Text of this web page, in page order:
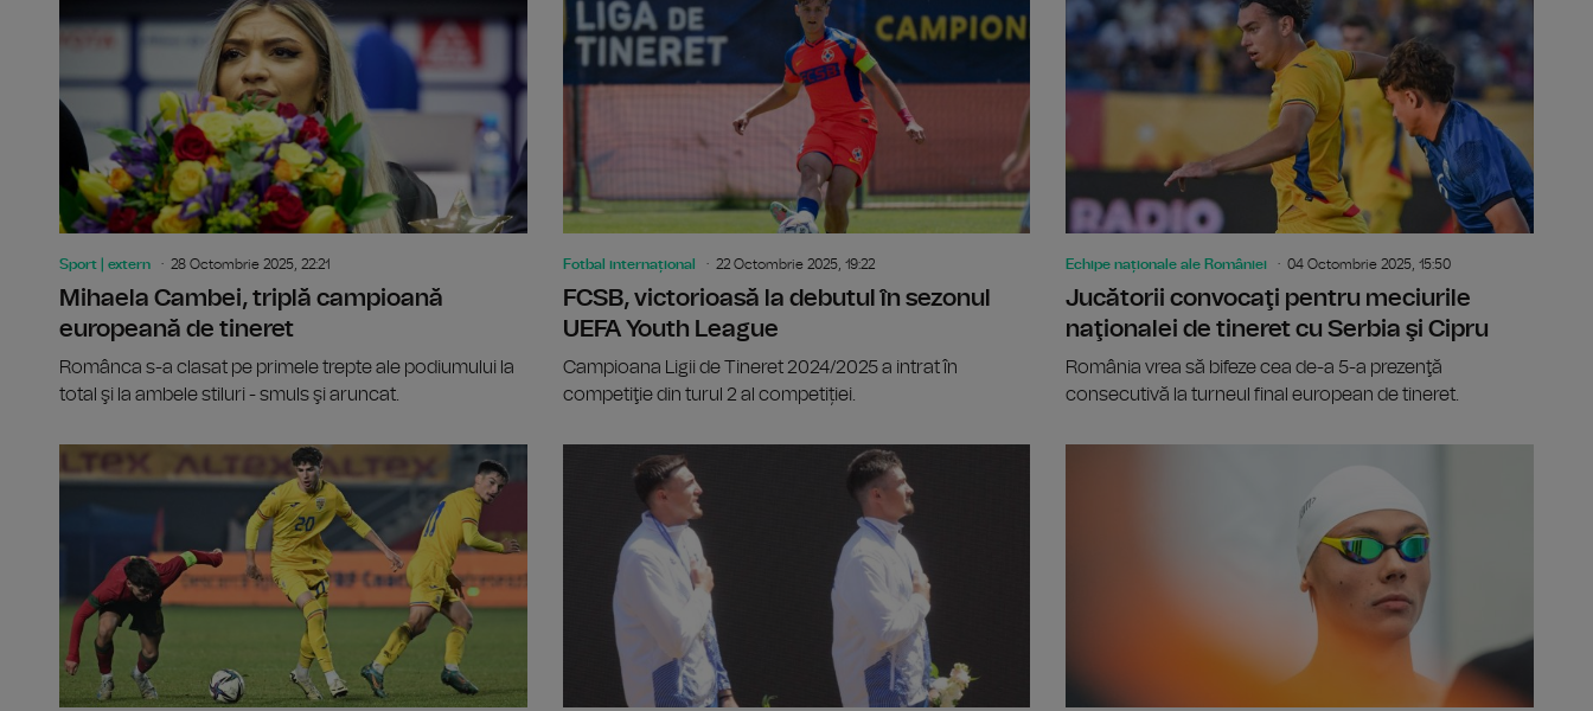
Sport | extern 28 Octombrie 2025, 22:21
Mihaela Cambei, triplă campioană
europeană de tineret
Românca s-a clasat pe primele trepte ale podiumului la
total şi la ambele stiluri - smuls şi aruncat.
Fotbal internațional 22 Octombrie 2025, 19:22
FCSB, victorioasă la debutul în sezonul
UEFA Youth League
Campioana Ligii de Tineret 2024/2025 a intrat în
competiţie din turul 2 al competiției.
Echipe naționale ale României 04 Octombrie 2025, 15:50
Jucătorii convocaţi pentru meciurile
naţionalei de tineret cu Serbia şi Cipru
România vrea să bifeze cea de-a 5-a prezenţă
consecutivă la turneul final european de tineret.